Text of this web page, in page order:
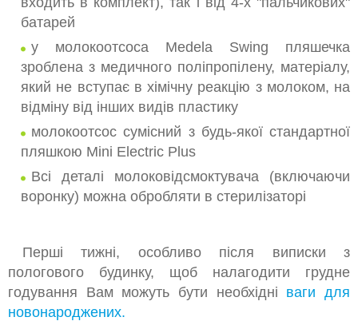
батарей
у молокоотсоса Medela Swing пляшечка
зроблена з медичного поліпропілену, матеріалу,
який не вступає в хімічну реакцію з молоком, на
відміну від інших видів пластику
молокоотсос сумісний з будь-якої стандартної
пляшкою Mini Electric Plus
Всі деталі молоковідсмоктувача (включаючи
воронку) можна обробляти в стерилізаторі
Перші тижні, особливо після
виписки з
пологового будинку, щоб
налагодити грудне
годування
Вам можуть бути необхідні ваги для
новонароджених.